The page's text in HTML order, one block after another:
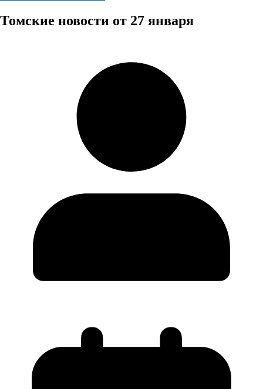
Томские новости от 27 января